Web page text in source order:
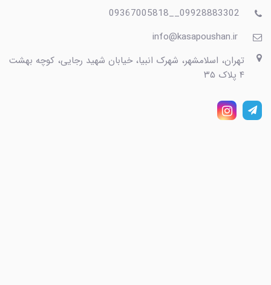
تهران، اسلامشهر، شهرک انبیا، خیابان شهید رجایی، کوچه بهشت
۴ پلاک ۳۵